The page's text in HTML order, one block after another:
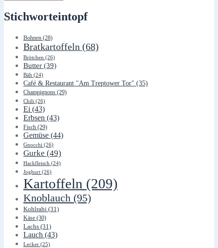
Stichworteintopf
Bohnen (28)
Bratkartoffeln (68)
Brötchen (26)
Butter (39)
Bäh (24)
Café & Restaurant "Am Treptower Tor" (35)
Champignons (29)
Chili (26)
Ei (43)
Erbsen (43)
Fisch (29)
Gemüse (44)
Gnocchi (26)
Gurke (49)
Hackfleisch (24)
Joghurt (26)
Kartoffeln (209)
Knoblauch (95)
Kohlrabi (31)
Käse (30)
Lachs (31)
Lauch (43)
Lecker (25)